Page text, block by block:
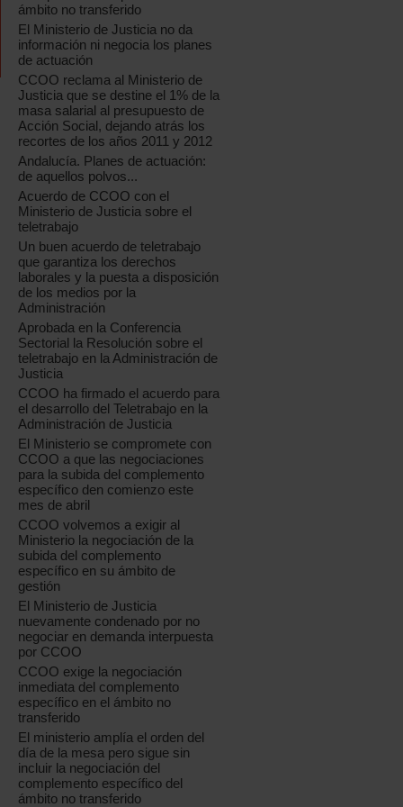
ámbito no transferido
El Ministerio de Justicia no da
información ni negocia los planes
de actuación
CCOO reclama al Ministerio de
Justicia que se destine el 1% de la
masa salarial al presupuesto de
Acción Social, dejando atrás los
recortes de los años 2011 y 2012
Andalucía. Planes de actuación:
de aquellos polvos...
Acuerdo de CCOO con el
Ministerio de Justicia sobre el
teletrabajo
Un buen acuerdo de teletrabajo
que garantiza los derechos
laborales y la puesta a disposición
de los medios por la
Administración
Aprobada en la Conferencia
Sectorial la Resolución sobre el
teletrabajo en la Administración de
Justicia
CCOO ha firmado el acuerdo para
el desarrollo del Teletrabajo en la
Administración de Justicia
El Ministerio se compromete con
CCOO a que las negociaciones
para la subida del complemento
específico den comienzo este
mes de abril
CCOO volvemos a exigir al
Ministerio la negociación de la
subida del complemento
específico en su ámbito de
gestión
El Ministerio de Justicia
nuevamente condenado por no
negociar en demanda interpuesta
por CCOO
CCOO exige la negociación
inmediata del complemento
específico en el ámbito no
transferido
El ministerio amplía el orden del
día de la mesa pero sigue sin
incluir la negociación del
complemento específico del
ámbito no transferido